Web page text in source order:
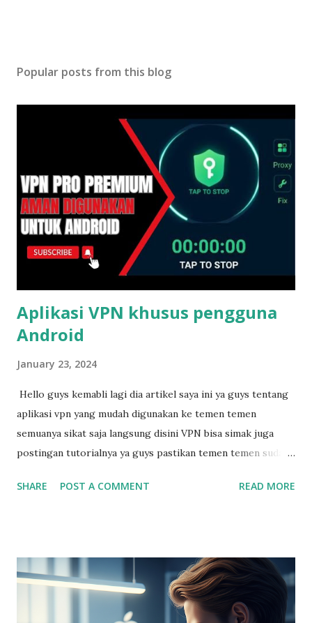
Popular posts from this blog
Aplikasi VPN khusus pengguna
Android
January 23, 2024
Hello guys kemabli lagi dia artikel saya ini ya guys tentang
aplikasi vpn yang mudah digunakan ke temen temen
semuanya sikat saja langsung disini VPN bisa simak juga
postingan tutorialnya ya guys pastikan temen temen sudah
temen semuanya semoga bisa bermanfaat Terimakasih.
SHARE POST A COMMENT READ MORE